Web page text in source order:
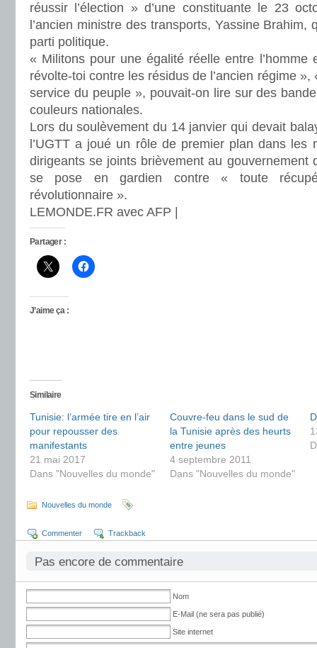
réussir l’élection » d’une constituante le 23
l’ancien ministre des transports, Yassine
parti politique.
« Militons pour une égalité réelle entre l’homme
révolte-toi contre les résidus de l’ancien régime
service du peuple », pouvait-on lire sur des
couleurs nationales.
Lors du soulèvement du 14 janvier qui devait
l’UGTT a joué un rôle de premier plan dans les
dirigeants se joints brièvement au gouvernement
se pose en gardien contre « toute
révolutionnaire ».
LEMONDE.FR avec AFP |
Partager :
J’aime ça :
Similaire
Tunisie: l’armée tire en l’air
pour repousser des
manifestants
21 mai 2017
Dans "Nouvelles du monde"
Couvre-feu dans le sud de
la Tunisie après des heurts
entre jeunes
4 septembre 2011
Dans "Nouvelles du monde"
Nouvelles du monde
Commenter Trackback
Pas encore de commentaire
Nom
E-Mail (ne sera pas publié)
Site internet